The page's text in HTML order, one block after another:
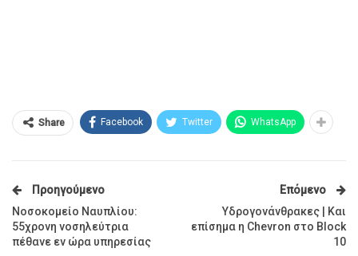
Share Facebook Twitter WhatsApp
Προηγούμενο
Νοσοκομείο Ναυπλίου:
55χρονη νοσηλεύτρια
πέθανε εν ώρα υπηρεσίας
Επόμενο
Υδρογονάνθρακες | Και
επίσημα η Chevron στο Block
10